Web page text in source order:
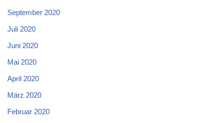
September 2020
Juli 2020
Juni 2020
Mai 2020
April 2020
März 2020
Februar 2020